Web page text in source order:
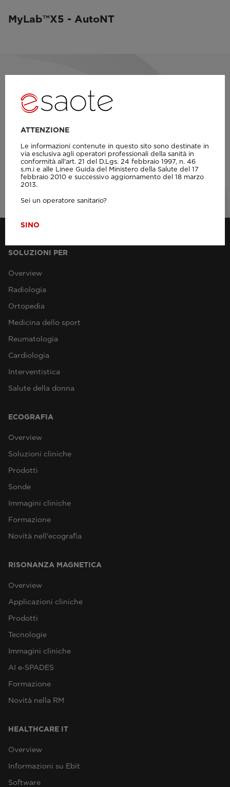
MyLab™X5 - AutoNT
Rimani aggiornato sul mondo
Esaote
Non perdere l'opportunità di rimanere aggiornato sui
prossimi eventi, la formazione e tutte le novità di
Esaote.
Seguici su Linkedin
SOLUZIONI PER
Overview
Radiologia
Ortopedia
Medicina dello sport
Reumatologia
Cardiologia
Interventistica
Salute della donna
ECOGRAFIA
Overview
Soluzioni cliniche
Prodotti
Sonde
Immagini cliniche
Formazione
Novità nell'ecografia
RISONANZA MAGNETICA
Overview
Applicazioni cliniche
Prodotti
Tecnologie
Immagini cliniche
AI e‑SPADES
Formazione
Novità nella RM
HEALTHCARE IT
Overview
Informazioni su Ebit
Software
ATTENZIONE
Le informazioni contenute in questo sito sono destinate in
via esclusiva agli operatori professionali della sanità in
conformità all'art. 21 del D.Lgs. 24 febbraio 1997, n. 46
s.m.i e alle Linee Guida del Ministero della Salute del 17
febbraio 2010 e successivo aggiornamento del 18 marzo
2013.
Sei un operatore sanitario?
SINO